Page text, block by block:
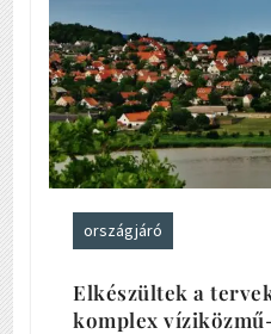
országjáró
Elkészültek a
komplex